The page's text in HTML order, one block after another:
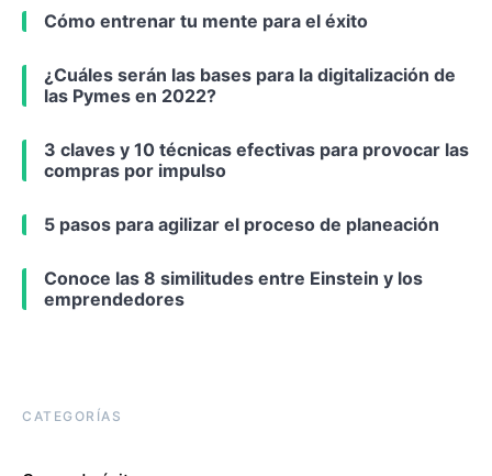
Cómo entrenar tu mente para el éxito
¿Cuáles serán las bases para la digitalización de
las Pymes en 2022?
3 claves y 10 técnicas efectivas para provocar las
compras por impulso
5 pasos para agilizar el proceso de planeación
Conoce las 8 similitudes entre Einstein y los
emprendedores
CATEGORÍAS